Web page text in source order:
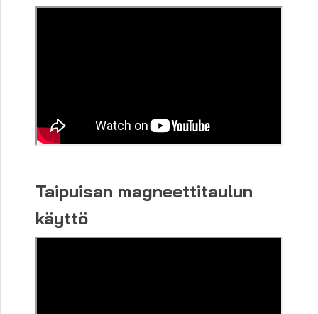
Taipuisan magneettitaulun
käyttö